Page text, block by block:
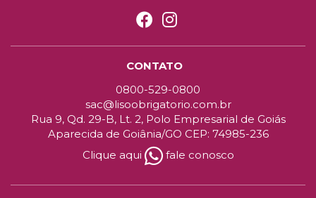
CONTATO
0800-529-0800
sac@lisoobrigatorio.com.br
Rua 9, Qd. 29-B, Lt. 2, Polo Empresarial de Goiás
Aparecida de Goiânia/GO CEP: 74985-236
Clique aqui
fale conosco